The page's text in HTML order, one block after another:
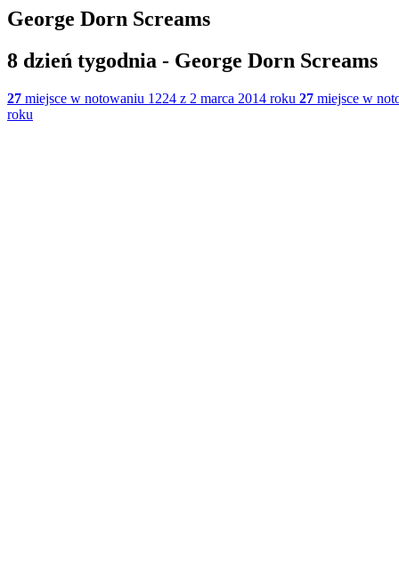
George Dorn Screams
8 dzień tygodnia - George Dorn Screams
27 miejsce w notowaniu 1224 z 2 marca 2014 roku 27 miejsce w
roku